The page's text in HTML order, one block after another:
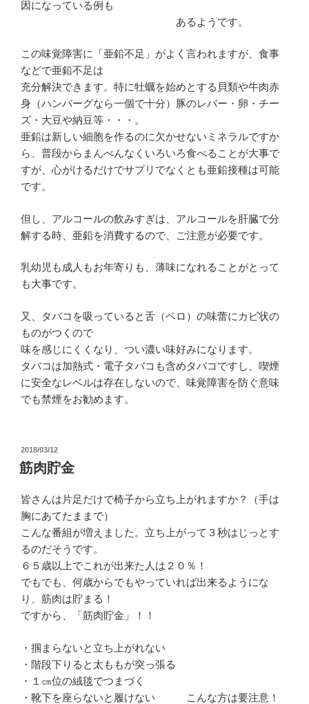
因になっている例も
あるようです。
この味覚障害に「亜鉛不足」がよく言われますが、食事
などで亜鉛不足は
充分解決できます。特に牡蠣を始めとする貝類や牛肉赤
身（ハンバーグなら一個で十分）豚のレバー・卵・チー
ズ・大豆や納豆等・・・。
亜鉛は新しい細胞を作るのに欠かせないミネラルですか
ら、普段からまんべんなくいろいろ食べることが大事で
すが、心がけるだけでサプリでなくとも亜鉛接種は可能
です。
但し、アルコールの飲みすぎは、アルコールを肝臓で分
解する時、亜鉛を消費するので、ご注意が必要です。
乳幼児も成人もお年寄りも、薄味になれることがとって
も大事です。
又、タバコを吸っていると舌（ベロ）の味蕾にカビ状の
ものがつくので
味を感じにくくなり、つい濃い味好みになります。
タバコは加熱式・電子タバコも含めタバコですし、喫煙
に安全なレベルは存在しないので、味覚障害を防ぐ意味
でも禁煙をお勧めます。
投
稿
日:
2018/03/12
筋肉貯金
皆さんは片足だけで椅子から立ち上がれますか？（手は
胸にあてたままで）
こんな番組が増えました。立ち上がって３秒はじっとす
るのだそうです。
６５歳以上でこれが出来た人は２０％！
でもでも、何歳からでもやっていれば出来るようにな
り、筋肉は貯まる！
ですから、「筋肉貯金」！！
・掴まらないと立ち上がれない
・階段下りると太ももが突っ張る
・１㎝位の絨毯でつまづく
・靴下を座らないと履けない こんな方は要注意！